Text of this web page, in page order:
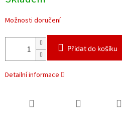
Možnosti doručení
Přidat do košíku
Detailní informace